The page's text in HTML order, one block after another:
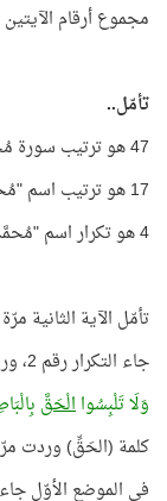
مجموع أرقام الآيتين 68، وهذا العدد = 17 × 4
تأمّل..
47 هو ترتيب سورة مُحمَّد في المصحف!
17 هو ترتيب اسم "مُحمَّد" في سورة مُحمَّد!
4 هو تكرار اسم "مُحمَّد" في القرآن الكريم!
تأمّل الآية الثانية
جاء التكرار رقم 2، ورقم 3 لكلمة (الحَقِّ) في هذه الآية:
وَلَا تَلْبِسُواالْحَقَّ
كلمة (الحَقِّ) وردت
في الموضع الأوّل